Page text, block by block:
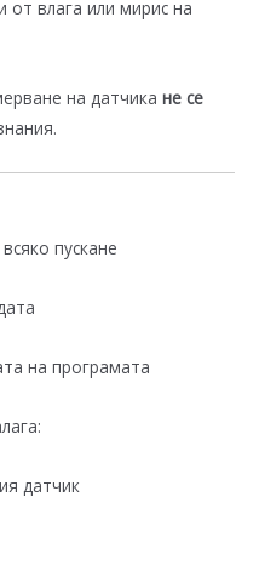
от влага или мирис на
на датчика не се
пускане
на програмата
датчик